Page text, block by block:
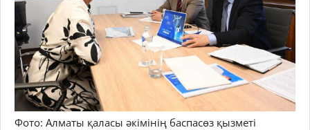
Фото: Алматы қаласы әкімінің баспасөз қызметі